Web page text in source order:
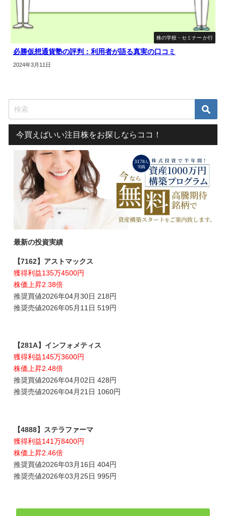
株の学校・セミナー か行
必勝仮想通貨塾の評判：利用者が語る真実の口コミ
2024年3月11日
今買えばいい注目株をお探しならココ！
最新の投資実績
【7162】アストマックス
獲得利益135万4500円
株価上昇2.38倍
推奨買値2026年04月30日 218円
推奨売値2026年05月11日 519円
【281A】インフォメティス
獲得利益145万3600円
株価上昇2.48倍
推奨買値2026年04月02日 428円
推奨売値2026年04月21日 1060円
【4888】ステラファーマ
獲得利益141万8400円
株価上昇2.46倍
推奨買値2026年03月16日 404円
推奨売値2026年03月25日 995円